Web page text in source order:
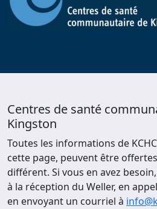
Centres de santé
Kingston
Toutes les informations de
cette page, peuvent être
différent. Si vous en avez
à la réception du Weller, en
en envoyant un courriel à